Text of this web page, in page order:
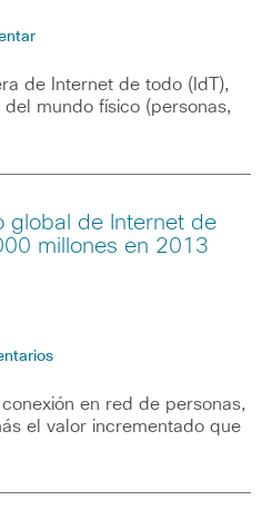
de Internet de todo (IdT),
mundo físico (personas,
global de Internet de
millones en 2013
en red de personas,
el valor incrementado que